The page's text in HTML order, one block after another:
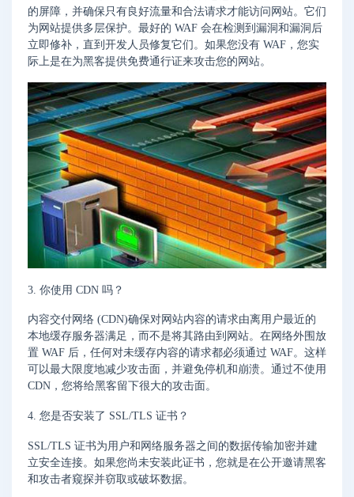
的屏障，并确保只有良好流量和合法请求才能访问网站。它们
为网站提供多层保护。最好的 WAF 会在检测到漏洞和漏洞后
立即修补，直到开发人员修复它们。如果您没有 WAF，您实
际上是在为黑客提供免费通行证来攻击您的网站。
3. 你使用 CDN 吗？
内容交付网络 (CDN)确保对网站内容的请求由离用户最近的
本地缓存服务器满足，而不是将其路由到网站。在网络外围放
置 WAF 后，任何对未缓存内容的请求都必须通过 WAF。这样
可以最大限度地减少攻击面，并避免停机和崩溃。通过不使用
CDN，您将给黑客留下很大的攻击面。
4. 您是否安装了 SSL/TLS 证书？
SSL/TLS 证书为用户和网络服务器之间的数据传输加密并建
立安全连接。如果您尚未安装此证书，您就是在公开邀请黑客
和攻击者窥探并窃取或破坏数据。